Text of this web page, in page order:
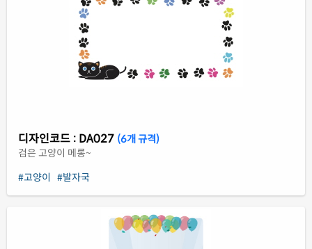
디자인코드 : DA027 (6개 규격)
검은 고양이 메롱~
#고양이
#발자국